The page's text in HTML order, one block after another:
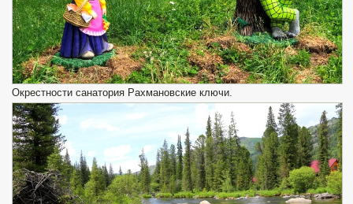
Окрестности санатория Рахмановские ключи.